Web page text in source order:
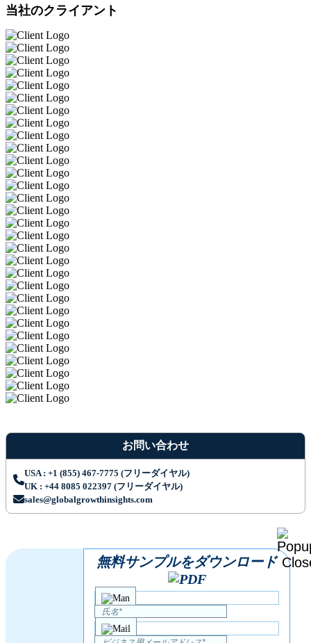
当社のクライアント
お問い合わせ
USA : +1 (855) 467-7775 (フリーダイヤル)
UK : +44 8085 022397 (フリーダイヤル)
sales@globalgrowthinsights.com
無料サンプルをダウンロード